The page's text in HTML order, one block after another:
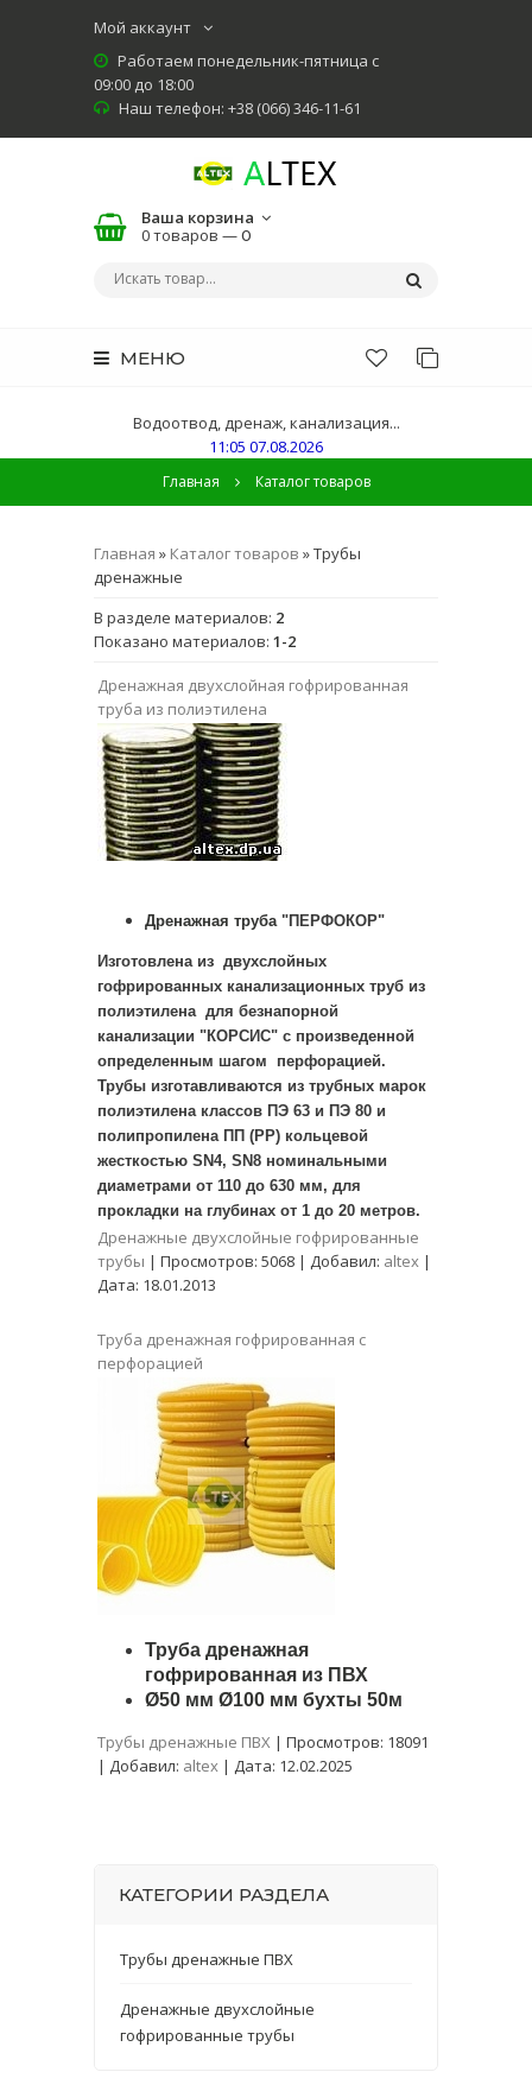
Мой аккаунт
Работаем понедельник-пятница с
09:00 до 18:00
Наш телефон: +38 (066) 346-11-61
Ваша корзина
0 товаров —0
МЕНЮ
Водоотвод, дренаж, канализация...
11:05 07.08.2026
Главная Каталог товаров
Главная » Каталог товаров » Трубы
дренажные
В разделе материалов: 2
Показано материалов: 1-2
Дренажная двухслойная гофрированная
труба из полиэтилена
Дренажная труба "ПЕРФОКОР"
Изготовлена из двухслойных
гофрированных канализационных труб из
полиэтилена для безнапорной
канализации "КОРСИС" с произведенной
определенным шагом перфорацией.
Трубы изготавливаются из трубных марок
полиэтилена классов ПЭ 63 и ПЭ 80 и
полипропилена ПП (PP) кольцевой
жесткостью SN4, SN8 номинальными
диаметрами от 110 до 630 мм, для
прокладки на глубинах от 1 до 20 метров.
Дренажные двухслойные гофрированные
трубы | Просмотров: 5068 | Добавил: altex |
Дата: 18.01.2013
Труба дренажная гофрированная с
перфорацией
Труба дренажная
гофрированная из ПВХ
Ø50 мм Ø100 мм бухты 50м
Трубы дренажные ПВХ | Просмотров: 18091
| Добавил: altex | Дата: 12.02.2025
КАТЕГОРИИ РАЗДЕЛА
Трубы дренажные ПВХ
Дренажные двухслойные
гофрированные трубы